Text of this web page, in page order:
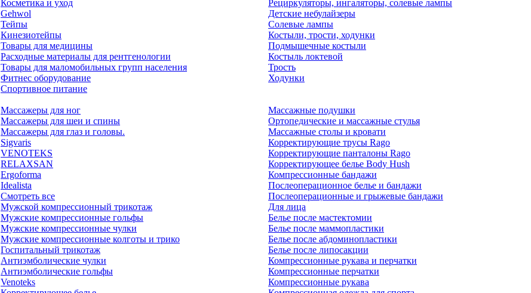
Косметика и уход
Gehwol
Тейпы
Кинезиотейпы
Товары для медицины
Расходные материалы для рентгенологии
Товары для маломобильных групп населения
Фитнес оборудование
Спортивное питание
Рециркуляторы, ингаляторы, солевые лампы
Детские небулайзеры
Солевые лампы
Костыли, трости, ходунки
Подмышечные костыли
Костыль локтевой
Трость
Ходунки
Массажеры для ног
Массажеры для шеи и спины
Массажеры для глаз и головы.
Массажные подушки
Ортопедические и массажные стулья
Массажные столы и кровати
Sigvaris
VENOTEKS
RELAXSAN
Ergoforma
Idealista
Смотреть все
Мужской компрессионный трикотаж
Мужские компрессионные гольфы
Мужские компрессионные чулки
Мужские компрессионные колготы и трико
Госпитальный трикотаж
Антиэмболические чулки
Антиэмболические гольфы
Venoteks
Корректирующие трусы Rago
Корректирующие панталоны Rago
Корректирующее белье Body Hush
Компрессионные бандажи
Послеоперационное белье и бандажи
Послеоперационные и грыжевые бандажи
Для лица
Белье после мастектомии
Белье после маммопластики
Белье после абдоминопластики
Белье после липосакции
Компрессионные рукава и перчатки
Компрессионные перчатки
Компрессионные рукава